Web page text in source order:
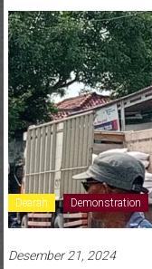
Dearah Demonstration
Desember 21, 2024